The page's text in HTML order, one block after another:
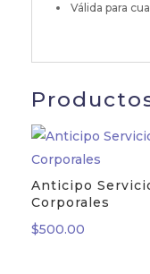
Válida para
Anticipo
Corporales
$500.00